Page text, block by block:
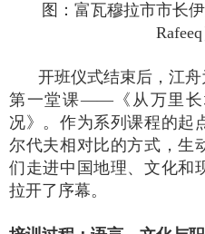
图：富瓦穆拉市市长
Rafeeq
开班仪式结束后，江
第一堂课——《从万里
况》。作为系列课程的起
尔代夫相对比的方式，生
们走进中国地理、文化和
拉开了序幕。